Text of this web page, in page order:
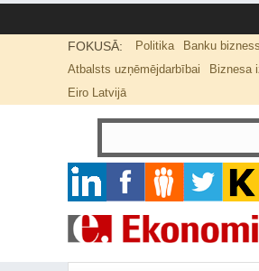
FOKUSĀ: Politika
Banku bizness
Atbalsts uzņēmējdarbībai
Biznesa
Eiro Latvijā